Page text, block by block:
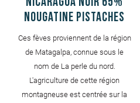
Nicaragua Noir 65%
Nougatine Pistaches
Ces fèves proviennent de la région
de Matagalpa, connue sous le
nom de La perle du nord.
L'agriculture de cette région
montagneuse est centrée sur la